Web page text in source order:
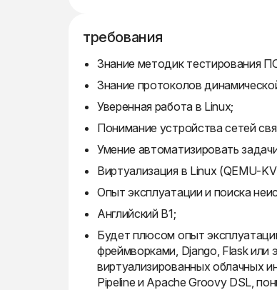
требования
Знание методик тестирования
Знание протоколов
Уверенная работа в Linux;
Понимание устройства сетей
Умение автоматизировать
Виртуализация в Linux (QEMU-
Опыт эксплуатации и поиска
Английский B1;
Будет плюсом опыт
фреймворками, Django, Flask или
виртуализированных облачных
Pipeline и Apache Groovy DSL,